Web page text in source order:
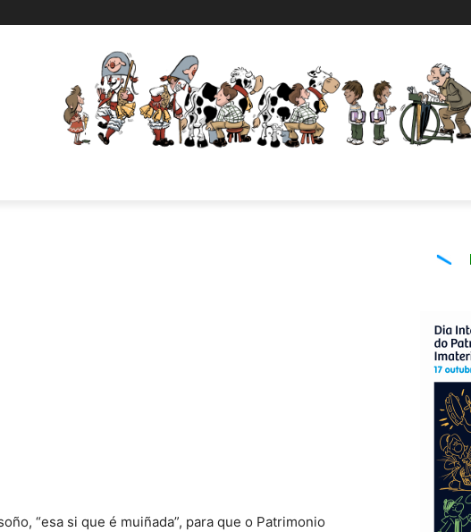
“esa si que é muiñada”, para que o Patrimonio